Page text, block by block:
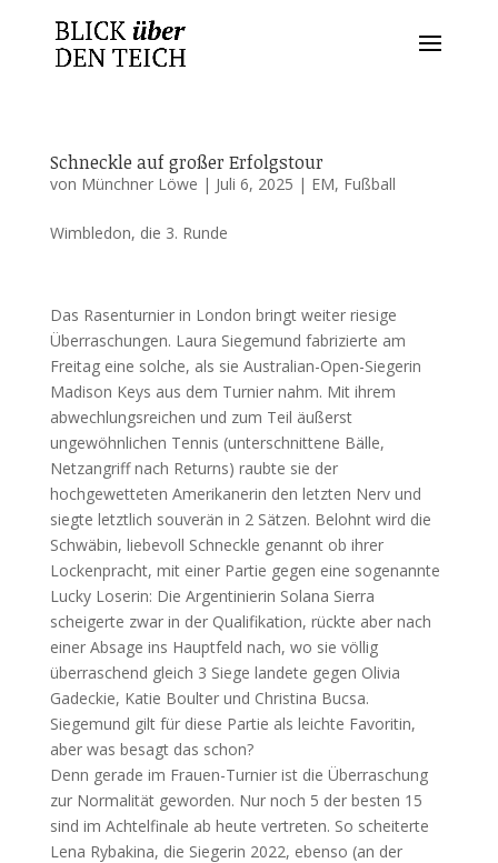
Schneckle auf großer Erfolgstour
von Münchner Löwe | Juli 6, 2025 | EM, Fußball
Wimbledon, die 3. Runde
Das Rasenturnier in London bringt weiter riesige
Überraschungen. Laura Siegemund fabrizierte am
Freitag eine solche, als sie Australian-Open-Siegerin
Madison Keys aus dem Turnier nahm. Mit ihrem
abwechlungsreichen und zum Teil äußerst
ungewöhnlichen Tennis (unterschnittene Bälle,
Netzangriff nach Returns) raubte sie der
hochgewetteten Amerikanerin den letzten Nerv und
siegte letztlich souverän in 2 Sätzen. Belohnt wird die
Schwäbin, liebevoll Schneckle genannt ob ihrer
Lockenpracht, mit einer Partie gegen eine sogenannte
Lucky Loserin: Die Argentinierin Solana Sierra
scheigerte zwar in der Qualifikation, rückte aber nach
einer Absage ins Hauptfeld nach, wo sie völlig
überraschend gleich 3 Siege landete gegen Olivia
Gadeckie, Katie Boulter und Christina Bucsa.
Siegemund gilt für diese Partie als leichte Favoritin,
aber was besagt das schon?
Denn gerade im Frauen-Turnier ist die Überraschung
zur Normalität geworden. Nur noch 5 der besten 15
sind im Achtelfinale ab heute vertreten. So scheiterte
Lena Rybakina, die Siegerin 2022, ebenso (an der